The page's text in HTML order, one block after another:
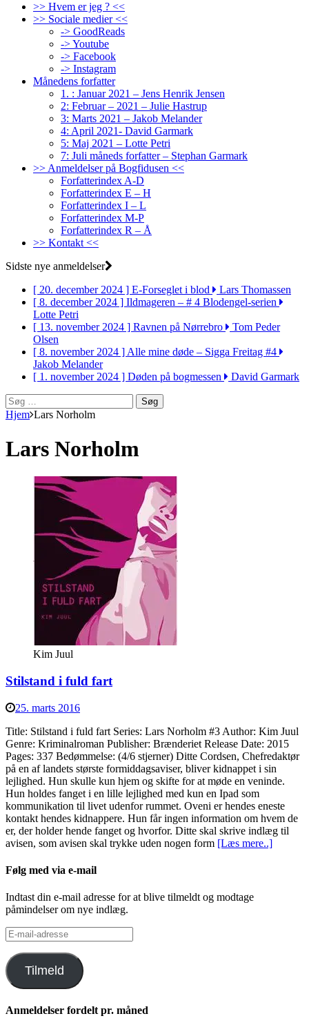
>> Hvem er jeg ? <<
>> Sociale medier <<
-> GoodReads
-> Youtube
-> Facebook
-> Instagram
Månedens forfatter
1. : Januar 2021 – Jens Henrik Jensen
2: Februar – 2021 – Julie Hastrup
3: Marts 2021 – Jakob Melander
4: April 2021- David Garmark
5: Maj 2021 – Lotte Petri
7: Juli måneds forfatter – Stephan Garmark
>> Anmeldelser på Bogfidusen <<
Forfatterindex A-D
Forfatterindex E – H
Forfatterindex I – L
Forfatterindex M-P
Forfatterindex R – Å
>> Kontakt <<
Sidste nye anmeldelser
[ 20. december 2024 ] E-Forseglet i blod
Lars Thomassen
[ 8. december 2024 ] Ildmageren – # 4 Blodengel-serien
Lotte Petri
[ 13. november 2024 ] Ravnen på Nørrebro
Tom Peder
Olsen
[ 8. november 2024 ]Alle mine døde – Sigga Freitag #4
Jakob Melander
[ 1. november 2024 ] Døden på bogmessen
David Garmark
Søg
efter:
Hjem Lars Norholm
Lars Norholm
Kim Juul
Stilstand i fuld fart
25. marts 2016
Title: Stilstand i fuld fart Series: Lars Norholm #3 Author: Kim Juul
Genre: Kriminalroman Publisher: Brænderiet Release Date: 2015
Pages: 337 Bedømmelse: (4/6 stjerner) Ditte Cordsen, Chefredaktør
på en af landets største formiddagsaviser, bliver kidnappet i sin
lejlighed. Hun skulle kun hjem og skifte for at møde en veninde.
Hun holdes fanget i en lille lejlighed med kun en Ipad som
kommunikation til livet udenfor rummet. Oveni er hendes eneste
kontakt hendes kidnappere. Hun får ingen information om hvem de
er, der holder hende fanget og hvorfor. Ditte skal skrive indlæg til
avisen, som avisen skal trykke uden nogen form [Læs mere..]
Følg med via e-mail
Indtast din e-mail adresse for at blive tilmeldt og modtage
påmindelser om nye indlæg.
E-
mail-
adresse
Tilmeld
Anmeldelser fordelt pr. måned